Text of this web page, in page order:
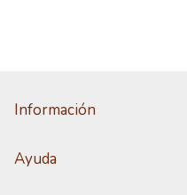
Información
Ayuda